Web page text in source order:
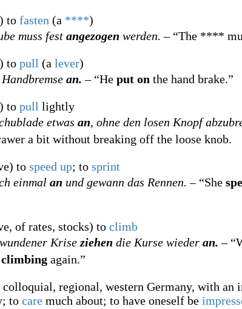
) to fasten (a ****)
muss fest angezogen werden. – “The ****
) to pull (a lever)
an. – “He put on the hand brake.”
) to pull lightly
etwas an, ohne den losen Knopf
a bit without breaking off the loose knob.
) to speed up; to sprint
einmal an und gewann das Rennen. – “She
, of rates, stocks) to climb
Krise ziehen die Kurse wieder an. –
again.”
colloquial, regional, western Germany, with an
to care much about; to have oneself be